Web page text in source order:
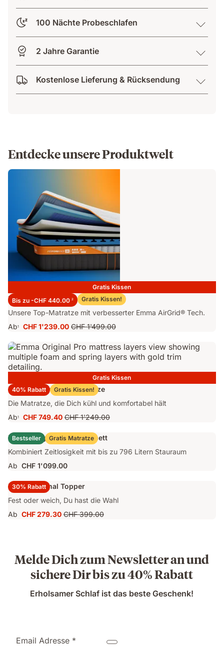
100 Nächte Probeschlafen
2 Jahre Garantie
Kostenlose Lieferung & Rücksendung
Entdecke unsere Produktwelt
Gratis Kissen
Bis zu -CHF 440.00 2 Gratis Kissen!
Emma Performance 26 Matratze
Unsere Top-Matratze mit verbesserter Emma AirGrid® Tech.
Ab1
Preis
CHF 1'239.00 Ursprünglicher
CHF 1'499.00
CHF 1'499.00
Gratis Kissen
40% Rabatt
Gratis Kissen!
Emma Original Pro Matratze
Die Matratze, die Dich kühl und komfortabel hält
Ab1
Preis
CHF 749.40
CHF 749.40 Ursprünglicher
Preis
CHF 1'249.00
CHF 1'249.00
Bestseller Gratis Matratze
Emma Original Stauraumbett
Kombiniert Zeitlosigkeit mit bis zu 796 Litern Stauraum
Ab CHF 1'099.00
30% Rabatt
Emma Original Topper
Fest oder weich, Du hast die Wahl
Ab Preis
CHF 279.30 Ursprünglicher
CHF 399.00
Melde Dich zum Newsletter an und
sichere Dir bis zu 40% Rabatt
Erholsamer Schlaf ist das beste Geschenk!
Email Adresse *